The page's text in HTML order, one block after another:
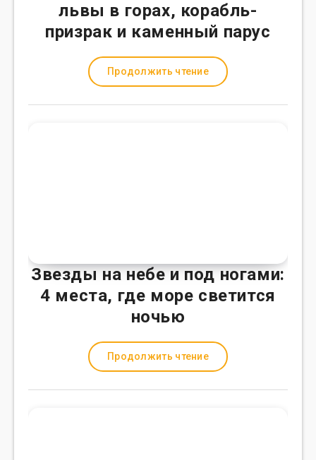
львы в горах, корабль-
призрак и каменный парус
Продолжить чтение
Звезды на небе и под ногами:
4 места, где море светится
ночью
Продолжить чтение